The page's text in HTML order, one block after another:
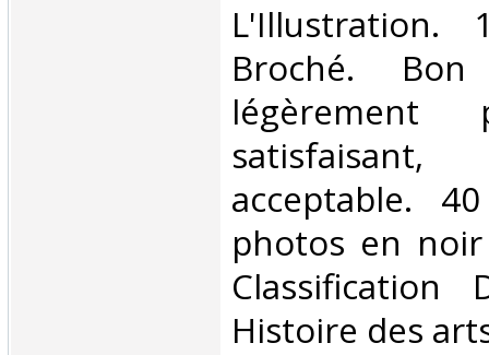
‎L'Illustration.
Broché.
légèrement
acceptable.
photos en
Classification
Histoire des